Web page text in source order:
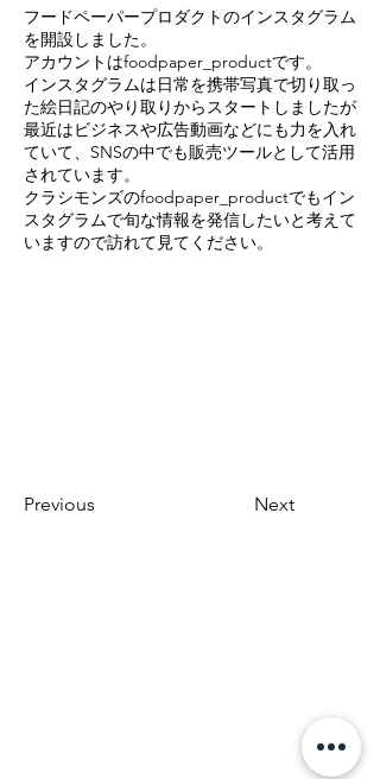
フードペーパープロダクトのインスタグラム
を開設しました。
アカウントはfoodpaper_productです。
インスタグラムは日常を携帯写真で切り取っ
た絵日記のやり取りからスタートしましたが
最近はビジネスや広告動画などにも力を入れ
ていて、SNSの中でも販売ツールとして活用
されています。
クラシモンズのfoodpaper_productでもイン
スタグラムで旬な情報を発信したいと考えて
いますので訪れて見てください。
Previous Next